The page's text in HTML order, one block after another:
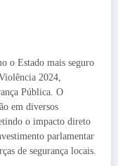
o Estado mais seguro
2024,
Pública. O
em diversos
o impacto direto
parlamentar
de segurança locais.